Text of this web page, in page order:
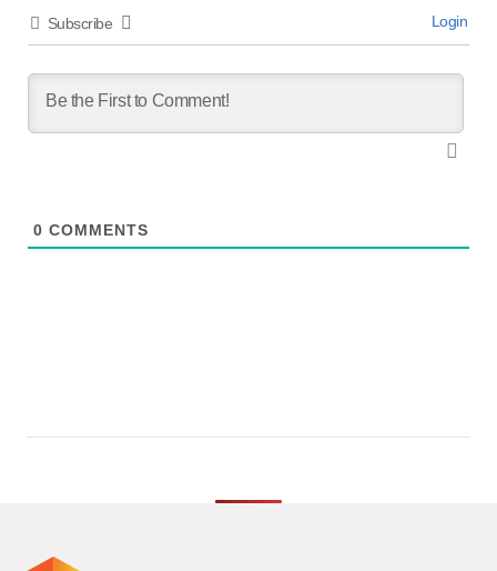
Subscribe Login
0 COMMENTS